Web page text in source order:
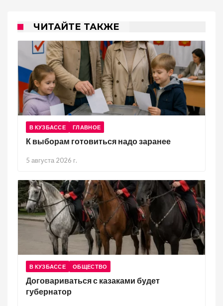
ЧИТАЙТЕ ТАКЖЕ
В КУЗБАССЕ ГЛАВНОЕ
К выборам готовиться надо заранее
5 августа 2026 г.
В КУЗБАССЕ ОБЩЕСТВО
Договариваться с казаками будет
губернатор